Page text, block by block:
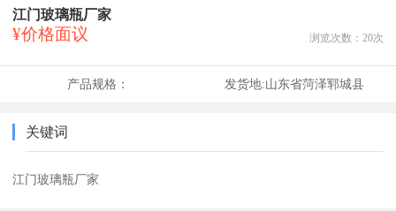
江门玻璃瓶厂家
¥价格面议 浏览次数： 20次
产品规格： 发货地:山东省菏泽郓城县
关键词
江门玻璃瓶厂家